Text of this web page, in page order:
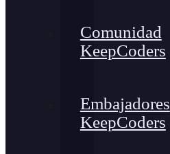
Comunidad
KeepCoders
Embajadores
KeepCoders